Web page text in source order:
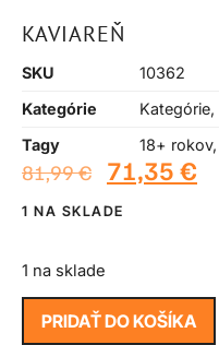
KAVIAREŇ
SKU
10362
Kategórie
Kategórie,
Tagy
18+ rokov,
81,99€ 71,35 €
1 NA SKLADE
1 na sklade
PRIDAŤ DO KOŠÍKA